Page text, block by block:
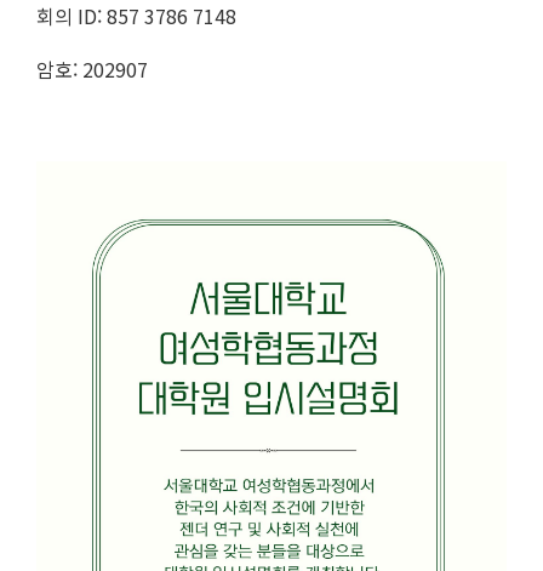
회의 ID: 857 3786 7148
암호: 202907